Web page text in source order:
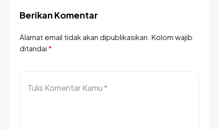
Berikan Komentar
Alamat email tidak akan dipublikasikan. Kolom wajib
ditandai *